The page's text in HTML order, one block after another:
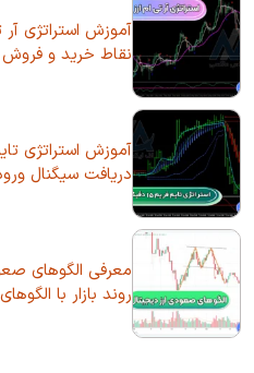
آموزش استراتژی
نقاط خرید و
دریافت سیگنال
معرفی الگوهای
روند بازار با